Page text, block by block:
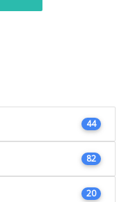
44
82
20